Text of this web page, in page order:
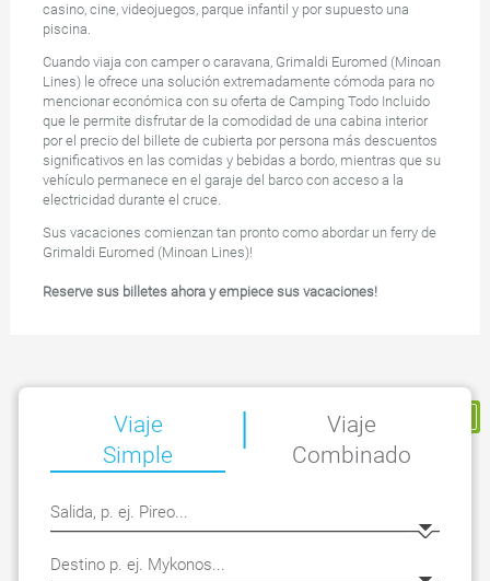
casino, cine, videojuegos, parque infantil y por supuesto una
piscina.
Cuando viaja con camper o caravana, Grimaldi Euromed (Minoan
Lines) le ofrece una solución extremadamente cómoda para no
mencionar económica con su oferta de Camping Todo Incluido
que le permite disfrutar de la comodidad de una cabina interior
por el precio del billete de cubierta por persona más descuentos
significativos en las comidas y bebidas a bordo, mientras que su
vehículo permanece en el garaje del barco con acceso a la
electricidad durante el cruce.
Sus vacaciones comienzan tan pronto como abordar un ferry de
Grimaldi Euromed (Minoan Lines)!
Reserve sus billetes ahora y empiece sus vacaciones!
Mi Reserva
Viaje
Simple
|
Viaje
Combinado